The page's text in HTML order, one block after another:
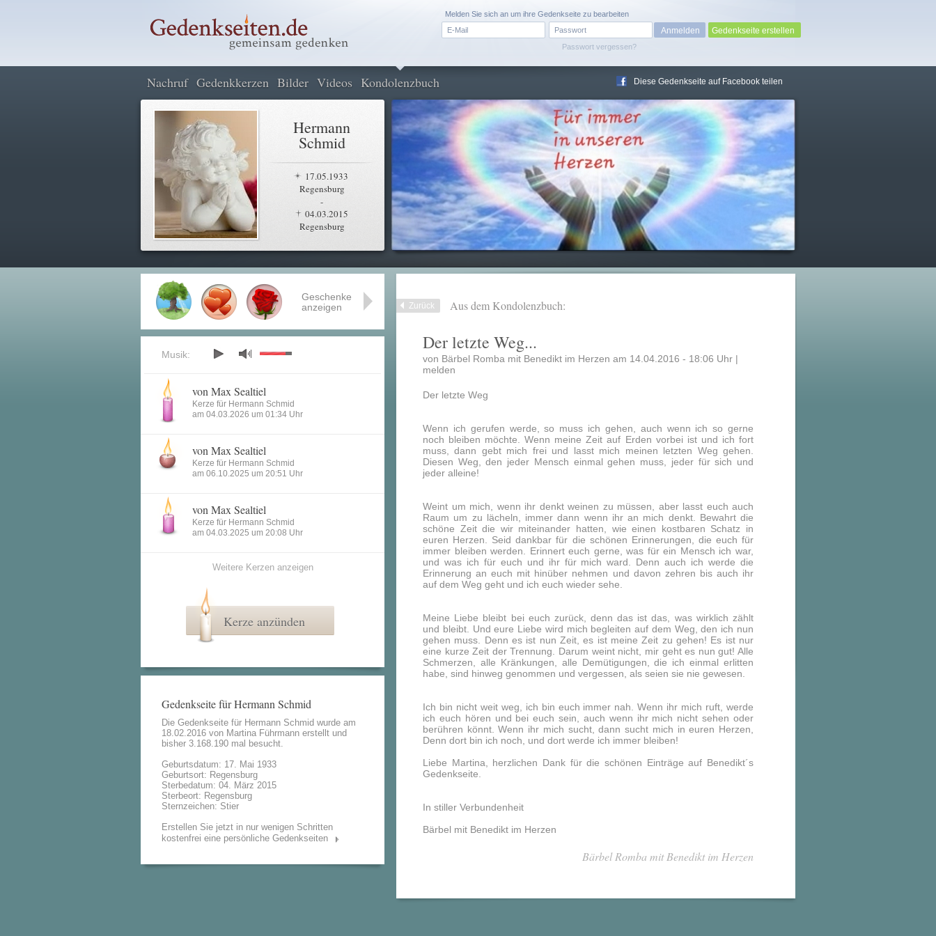
Passwort vergessen?
Melden Sie sich an um ihre Gedenkseite zu bearbeiten
Gedenkseite erstellen
Nachruf Gedenkkerzen Bilder Videos Kondolenzbuch Diese Gedenkseite auf Facebook teilen
Hermann
Schmid
17.05.1933
Regensburg
-
04.03.2015
Regensburg
Zurück Aus dem Kondolenzbuch:
Der letzte Weg...
von Bärbel Romba mit Benedikt im Herzen am 14.04.2016 - 18:06 Uhr |
melden
Der letzte Weg
Wenn ich gerufen werde, so muss ich gehen, auch wenn ich so gerne
noch bleiben möchte. Wenn meine Zeit auf Erden vorbei ist und ich fort
muss, dann gebt mich frei und lasst mich meinen letzten Weg gehen.
Diesen Weg, den jeder Mensch einmal gehen muss, jeder für sich und
jeder alleine!
Weint um mich, wenn ihr denkt weinen zu müssen, aber lasst euch auch
Raum um zu lächeln, immer dann wenn ihr an mich denkt. Bewahrt die
schöne Zeit die wir miteinander hatten, wie einen kostbaren Schatz in
euren Herzen. Seid dankbar für die schönen Erinnerungen, die euch für
immer bleiben werden. Erinnert euch gerne, was für ein Mensch ich war,
und was ich für euch und ihr für mich ward. Denn auch ich werde die
Erinnerung an euch mit hinüber nehmen und davon zehren bis auch ihr
auf dem Weg geht und ich euch wieder sehe.
Meine Liebe bleibt bei euch zurück, denn das ist das, was wirklich zählt
und bleibt. Und eure Liebe wird mich begleiten auf dem Weg, den ich nun
gehen muss. Denn es ist nun Zeit, es ist meine Zeit zu gehen! Es ist nur
eine kurze Zeit der Trennung. Darum weint nicht, mir geht es nun gut! Alle
Schmerzen, alle Kränkungen, alle Demütigungen, die ich einmal erlitten
habe, sind hinweg genommen und vergessen, als seien sie nie gewesen.
Ich bin nicht weit weg, ich bin euch immer nah. Wenn ihr mich ruft, werde
ich euch hören und bei euch sein, auch wenn ihr mich nicht sehen oder
berühren könnt. Wenn ihr mich sucht, dann sucht mich in euren Herzen,
Denn dort bin ich noch, und dort werde ich immer bleiben!
Liebe Martina, herzlichen Dank für die schönen Einträge auf Benedikt´s
Gedenkseite.
In stiller Verbundenheit
Bärbel mit Benedikt im Herzen
Bärbel Romba mit Benedikt im Herzen
Geschenke
anzeigen
Musik:
von Max Sealtiel
Kerze für Hermann Schmid
am 04.03.2026 um 01:34 Uhr
von Max Sealtiel
Kerze für Hermann Schmid
am 06.10.2025 um 20:51 Uhr
von Max Sealtiel
Kerze für Hermann Schmid
am 04.03.2025 um 20:08 Uhr
Weitere Kerzen anzeigen
Kerze anzünden
Gedenkseite für Hermann Schmid
Die Gedenkseite für Hermann Schmid wurde am
18.02.2016 von Martina Führmann erstellt und
bisher 3.168.190 mal besucht.
Geburtsdatum: 17. Mai 1933
Geburtsort: Regensburg
Sterbedatum: 04. März 2015
Sterbeort: Regensburg
Sternzeichen: Stier
Erstellen Sie jetzt in nur wenigen Schritten
kostenfrei eine persönliche Gedenkseiten